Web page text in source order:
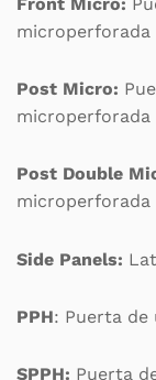
microperforada
Post Micro:
microperforada
Post Double
microperforada
Side Panels:
PPH: Puerta de
SPPH: Puerta